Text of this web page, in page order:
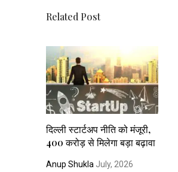
Related Post
दिल्ली स्टार्टअप नीति को मंजूरी,
400 करोड़ से मिलेगा बड़ा बढ़ावा
Anup Shukla July, 2026